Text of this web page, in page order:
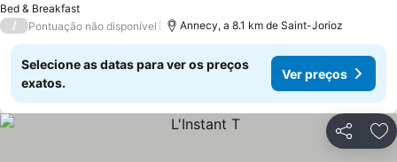
Bed & Breakfast
/ Pontuação não disponível Annecy, a 8.1 km de Saint-Jorioz
Selecione as datas para ver os preços
exatos.
Ver preços
Partilhar